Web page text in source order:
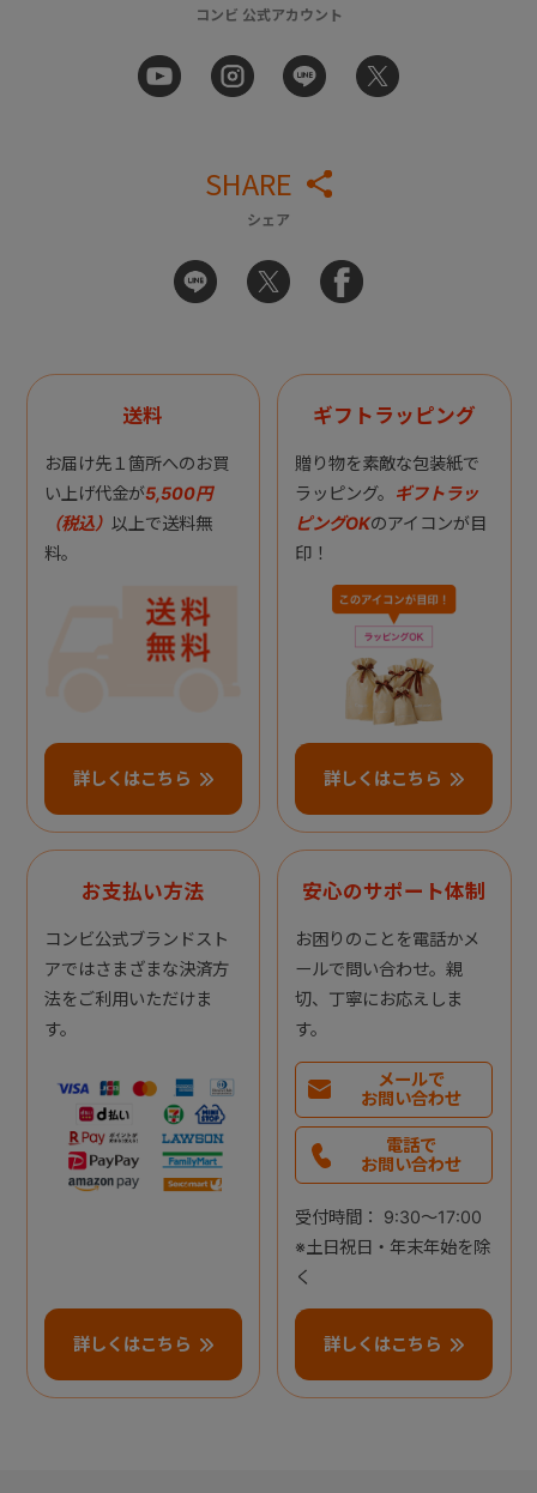
コンビ 公式アカウント
SHARE
シェア
送料
お届け先１箇所へのお買
い上げ代金が5,500円
（税込） 以上で送料無
料。
詳しくはこちら
ギフトラッピング
贈り物を素敵な包装紙で
ラッピング。 ギフトラッ
ピングOKのアイコンが目
印！
詳しくはこちら
お支払い方法
コンビ公式ブランドスト
アではさまざまな決済方
法をご利用いただけま
す。
詳しくはこちら
安心のサポート体制
お困りのことを電話かメ
ールで問い合わせ。親
切、丁寧にお応えしま
す。
メールで
お問い合わせ
電話で
お問い合わせ
受付時間： 9:30～17:00
※土日祝日・年末年始を除
く
詳しくはこちら